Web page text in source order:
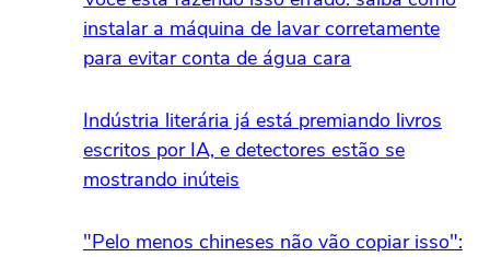
instalar a máquina de lavar corretamente
para evitar conta de água cara
Indústria literária já está premiando livros
escritos por IA, e detectores estão se
mostrando inúteis
"Pelo menos chineses não vão copiar isso":